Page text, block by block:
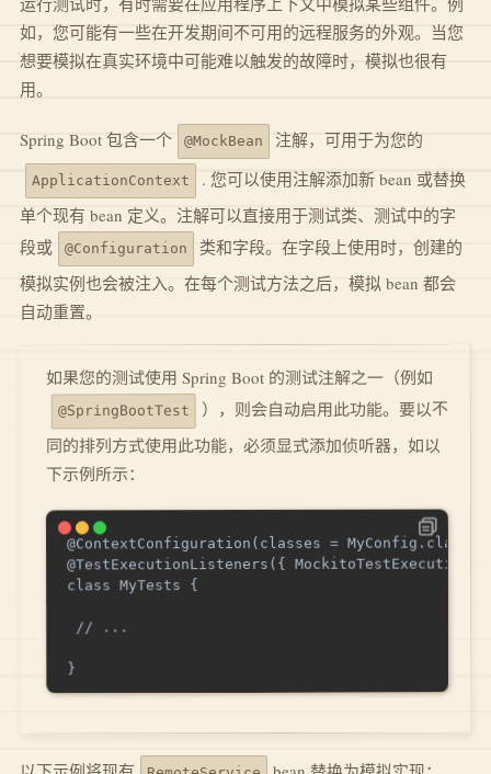
如，您可能有一些在开发期间不可用的远程服务的外观。当您
想要模拟在真实环境中可能难以触发的故障时，模拟也很有
用。
Spring Boot 包含一个 @MockBean 注解，可用于为您的
ApplicationContext
. 您可以使用注解添加新 bean 或替换
单个现有 bean 定义。注解可以直接用于测试类、测试中的字
段或
@Configuration
类和字段。在字段上使用时，创建的
模拟实例也会被注入。在每个测试方法之后，模拟 bean 都会
自动重置。
如果您的测试使用 Spring Boot 的测试注解之一（例如
@SpringBootTest ），则会自动启用此功能。要以不
同的排列方式使用此功能，必须显式添加侦听器，如以
下示例所示：
@ContextConfiguration(classes = MyConfig.class)
@TestExecutionListeners({
class MyTests {
// ...